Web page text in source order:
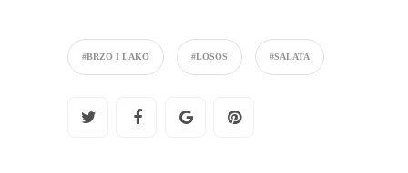
#BRZO I LAKO #LOSOS #SALATA